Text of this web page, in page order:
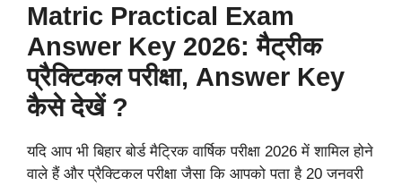
Matric Practical Exam
Answer Key 2026: मैट्रीक
प्रैक्टिकल परीक्षा, Answer Key
कैसे देखें ?
यदि आप भी बिहार बोर्ड मैट्रिक वार्षिक परीक्षा 2026 में शामिल होने
वाले हैं और प्रैक्टिकल परीक्षा जैसा कि आपको पता है 20 जनवरी